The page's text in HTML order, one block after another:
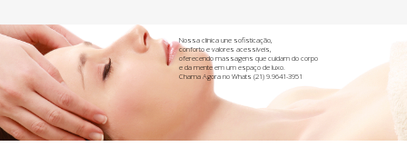
Nossa clínica une sofisticação,
conforto e valores acessíveis,
oferecendo massagens que cuidam do corpo
e da mente em um espaço de luxo.
Chama Agora no Whats (21) 9.9641-3951